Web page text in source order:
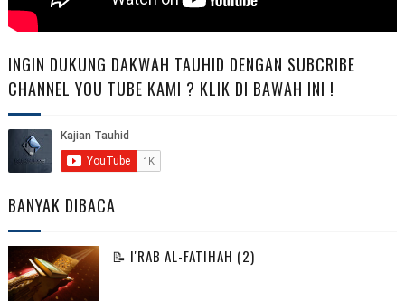
INGIN DUKUNG DAKWAH TAUHID DENGAN SUBCRIBE
CHANNEL YOU TUBE KAMI ? KLIK DI BAWAH INI !
BANYAK DIBACA
📝 I'RAB AL-FATIHAH (2)